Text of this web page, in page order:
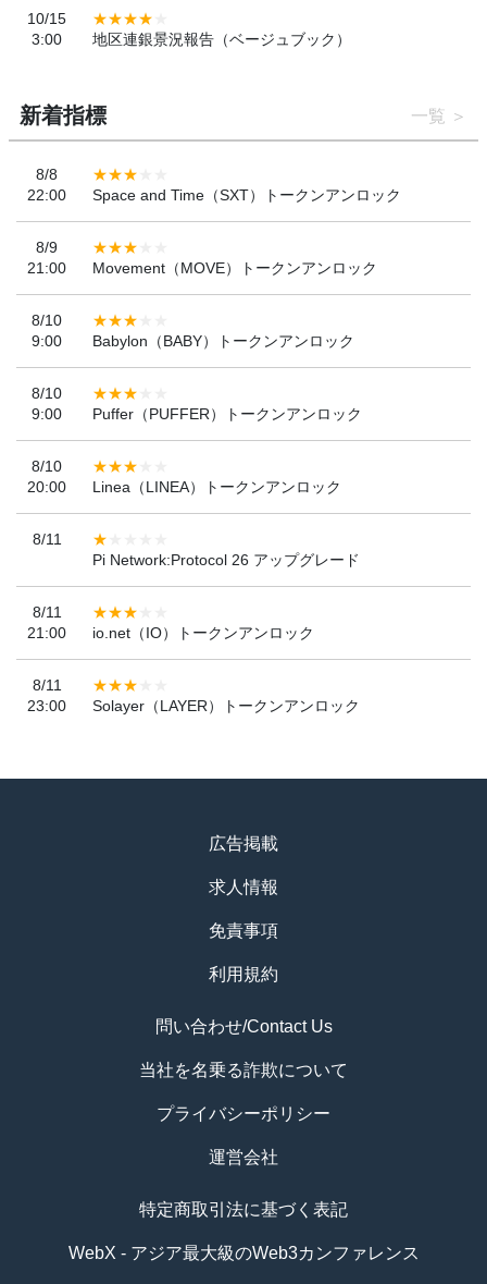
10/15
3:00
地区連銀景況報告（ベージュブック）
新着指標 一覧
8/8
22:00
Space and Time（SXT）トークンアンロック
8/9
21:00
Movement（MOVE）トークンアンロック
8/10
9:00
Babylon（BABY）トークンアンロック
8/10
9:00
Puffer（PUFFER）トークンアンロック
8/10
20:00
Linea（LINEA）トークンアンロック
8/11
Pi Network:Protocol 26 アップグレード
8/11
21:00
io.net（IO）トークンアンロック
8/11
23:00
Solayer（LAYER）トークンアンロック
広告掲載
求人情報
免責事項
利用規約
問い合わせ/Contact Us
当社を名乗る詐欺について
プライバシーポリシー
運営会社
特定商取引法に基づく表記
WebX - アジア最大級のWeb3カンファレンス